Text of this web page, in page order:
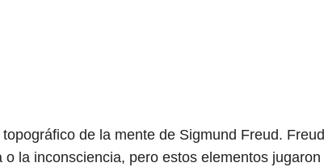
de la mente de Sigmund Freud. Freud
la inconsciencia, pero estos elementos jugaron